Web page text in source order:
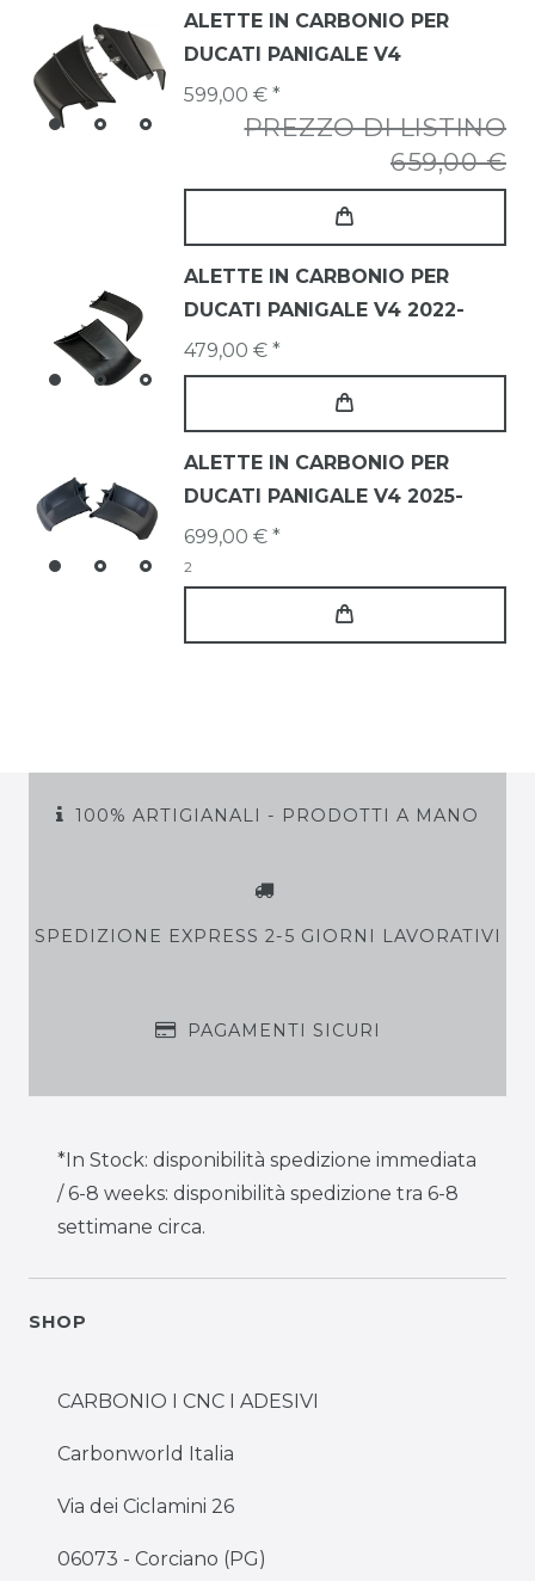
ALETTE IN CARBONIO PER
DUCATI PANIGALE V4
PREZZO DI LISTINO
659,00 €
599,00 € *
ALETTE IN CARBONIO PER
DUCATI PANIGALE V4 2022-
479,00 € *
ALETTE IN CARBONIO PER
DUCATI PANIGALE V4 2025-
699,00 € *
2
100% ARTIGIANALI - PRODOTTI A MANO
SPEDIZIONE EXPRESS 2-5 GIORNI LAVORATIVI
PAGAMENTI SICURI
*In Stock: disponibilità spedizione immediata
/ 6-8 weeks: disponibilità spedizione tra 6-8
settimane circa.
SHOP
CARBONIO I CNC I ADESIVI
Carbonworld Italia
Via dei Ciclamini 26
06073 - Corciano (PG)